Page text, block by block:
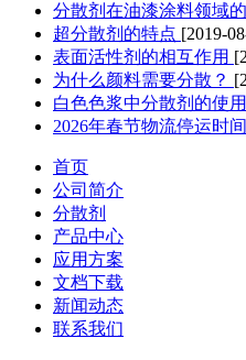
分散剂在油漆涂料领域
超分散剂的特点 [2019-
表面活性剂的相互作用
为什么颜料需要分散？
白色色浆中分散剂的使用
2026年春节物流停运时
首页
公司简介
分散剂
产品中心
应用方案
文档下载
新闻动态
联系我们